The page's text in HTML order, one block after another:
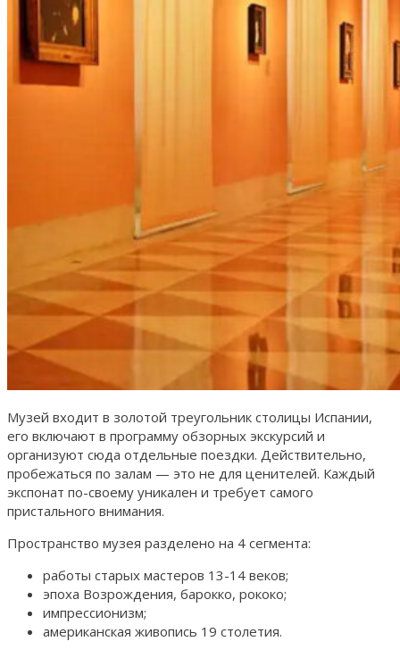
Музей входит в золотой треугольник столицы Испании,
его включают в программу обзорных экскурсий и
организуют сюда отдельные поездки. Действительно,
пробежаться по залам — это не для ценителей. Каждый
экспонат по-своему уникален и требует самого
пристального внимания.
Пространство музея разделено на 4 сегмента:
работы старых мастеров 13-14 веков;
эпоха Возрождения, барокко, рококо;
импрессионизм;
американская живопись 19 столетия.